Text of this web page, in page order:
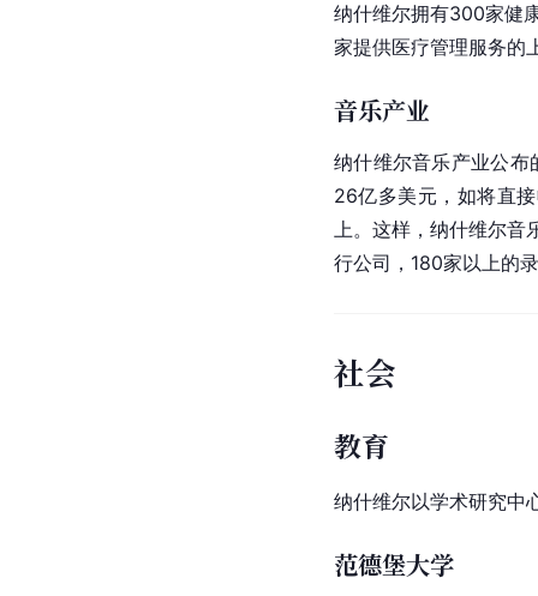
纳什维尔拥有300家健
家提供医疗管理服务的
音乐产业
纳什维尔音乐产业公布
26亿多美元，如将直
上。这样，纳什维尔音
行公司 ，180家以上的
社会
教育
纳什维尔以学术研究中
范德堡大学